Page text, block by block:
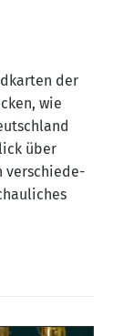
der
wie
über
ver­schie­de­